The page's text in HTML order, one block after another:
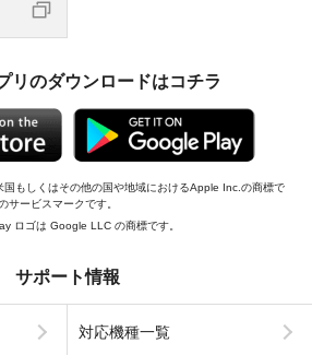
リのダウンロードはコチラ
もしくはその他の国や地域におけるApple Inc.の商標で
ービスマークです。
ロゴは Google LLC の商標です。
サポート情報
対応機種一覧